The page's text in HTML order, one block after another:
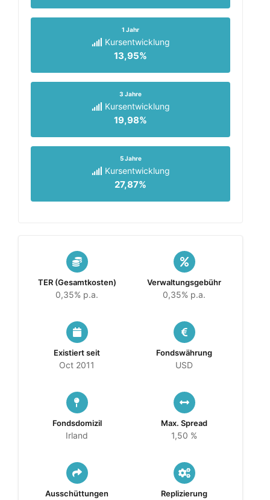
1 Jahr
Kursentwicklung
13,95%
3 Jahre
Kursentwicklung
19,98%
5 Jahre
Kursentwicklung
27,87%
TER (Gesamtkosten)
0,35% p.a.
Verwaltungsgebühr
0,35% p.a.
Existiert seit
Oct 2011
Fondswährung
USD
Fondsdomizil
Irland
Max. Spread
1,50 %
Ausschüttungen Replizierung